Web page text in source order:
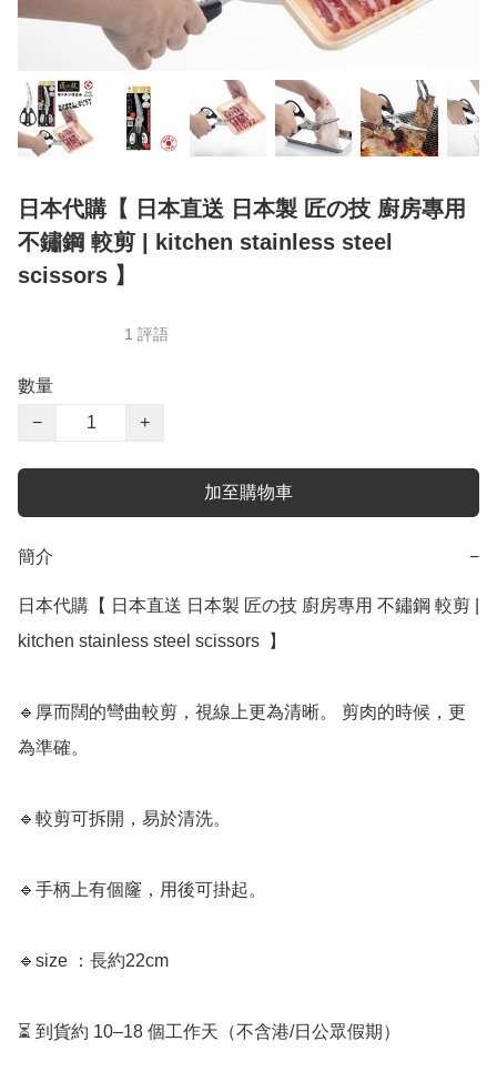
日本代購【 日本直送 日本製 匠の技 廚房專用
不鏽鋼 較剪 | kitchen stainless steel
scissors 】
1 評語
數量
−
+
加至購物車
簡介 −
日本代購【 日本直送 日本製 匠の技 廚房專用 不鏽鋼 較剪 |
kitchen stainless steel scissors  】﻿
🔹厚而闊的彎曲較剪，視線上更為清晰。 剪肉的時候，更
為準確。
🔹較剪可拆開，易於清洗。
🔹手柄上有個窿，用後可掛起。
🔹size ：長約22cm
⏳ 到貨約 10–18 個工作天（不含港/日公眾假期）